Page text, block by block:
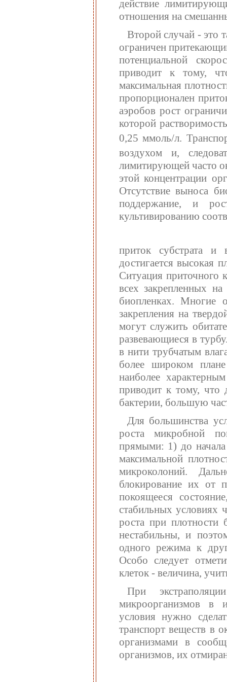
действие
отношения на
Второй случай - это
ограничен
потенциальной
приводит к тому,
максимальная
пропорционален
аэробов рост
которой
0,25 ммоль/л.
воздухом и,
лимитирующей часто
этой концентрации
Отсутствие выноса
поддержание, и
культивированию
приток субстрата
достигается высокая
Ситуация приточного
всех закрепленных
биопленках. Многие
закрепления на
могут служить
развевающиеся в
в нити трубчатым
более широком
наиболее
приводит к тому, что
бактерии, большую
Для большинства
роста микробной
прямыми: 1) до начала
максимальной
микроколоний.
блокирование их от
покоящееся
стабильных условиях
роста при плотности
нестабильны, и
одного режима к
Особо следует
клеток - величина,
При
микроорганизмов в
условия нужно
транспорт веществ в
организмами в
организмов, их